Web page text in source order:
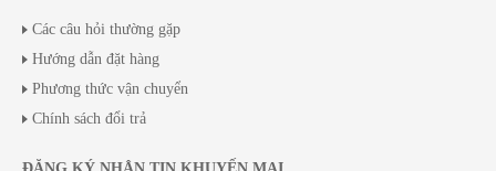
Các câu hỏi thường gặp
Hướng dẫn đặt hàng
Phương thức vận chuyển
Chính sách đổi trả